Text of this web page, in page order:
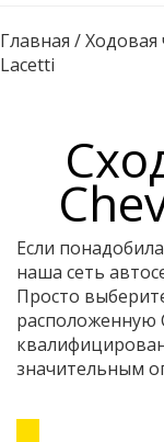
Главная /Ходовая
Lacetti
Если
наша сеть
Просто
расположенную
значительным